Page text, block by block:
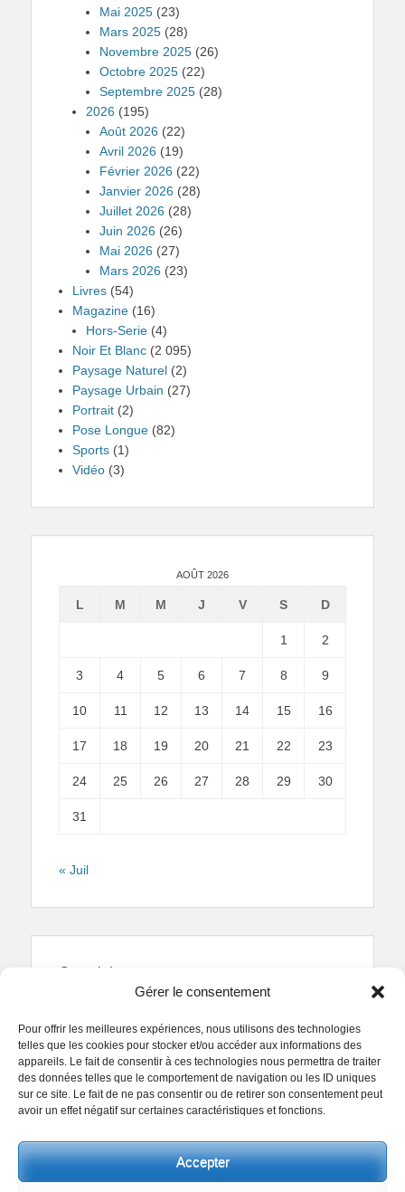
Gérer le consentement
Pour offrir les meilleures expériences, nous utilisons des technologies
telles que les cookies pour stocker et/ou accéder aux informations des
appareils. Le fait de consentir à ces technologies nous permettra de traiter
des données telles que le comportement de navigation ou les ID uniques
sur ce site. Le fait de ne pas consentir ou de retirer son consentement peut
avoir un effet négatif sur certaines caractéristiques et fonctions.
Accepter
Mai 2025 (23)
Mars 2025 (28)
Novembre 2025 (26)
Octobre 2025 (22)
Septembre 2025 (28)
2026 (195)
Août 2026 (22)
Avril 2026 (19)
Février 2026 (22)
Janvier 2026 (28)
Juillet 2026 (28)
Juin 2026 (26)
Mai 2026 (27)
Mars 2026 (23)
Livres (54)
Magazine (16)
Hors-Serie (4)
Noir Et Blanc (2 095)
Paysage Naturel (2)
Paysage Urbain (27)
Portrait (2)
Pose Longue (82)
Sports (1)
Vidéo (3)
AOÛT 2026
L M M J V S D
1 2
3 4 5 6 7 8 9
10 11 12 13 14 15 16
17 18 19 20 21 22 23
24 25 26 27 28 29 30
31
« Juil
Copyright
Reproduction interdite.Textes et photographies
© Regards Parisiens 2011-2026.
Copyright © 2026Collectif Regards Parisiens. All
Rights Reserved.Politique de confidentialité
Clean Box byCatch Themes